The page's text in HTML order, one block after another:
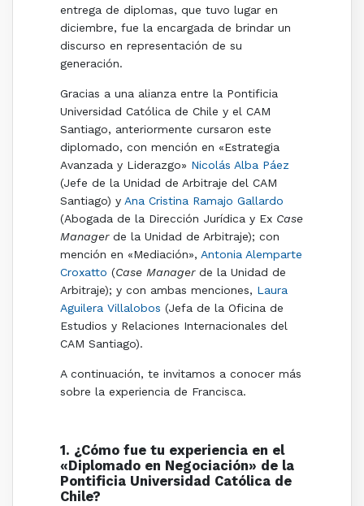
entrega de diplomas, que tuvo lugar en
diciembre, fue la encargada de brindar un
discurso en representación de su
generación.
Gracias a una alianza entre la Pontificia
Universidad Católica de Chile y el CAM
Santiago, anteriormente cursaron este
diplomado, con mención en «Estrategia
Avanzada y Liderazgo» Nicolás Alba Páez
(Jefe de la Unidad de Arbitraje del CAM
Santiago) y Ana Cristina Ramajo Gallardo
(Abogada de la Dirección Jurídica y Ex Case
Managerde la Unidad de Arbitraje); con
mención en «Mediación», Antonia Alemparte
Croxatto (Case Managerde la Unidad de
Arbitraje); y con ambas menciones, Laura
Aguilera Villalobos (Jefa de la Oficina de
Estudios y Relaciones Internacionales del
CAM Santiago).
A continuación, te invitamos a conocer más
sobre la experiencia de Francisca.
1. ¿Cómo fue tu experiencia en el
«Diplomado en Negociación» de la
Pontificia Universidad Católica de
Chile?